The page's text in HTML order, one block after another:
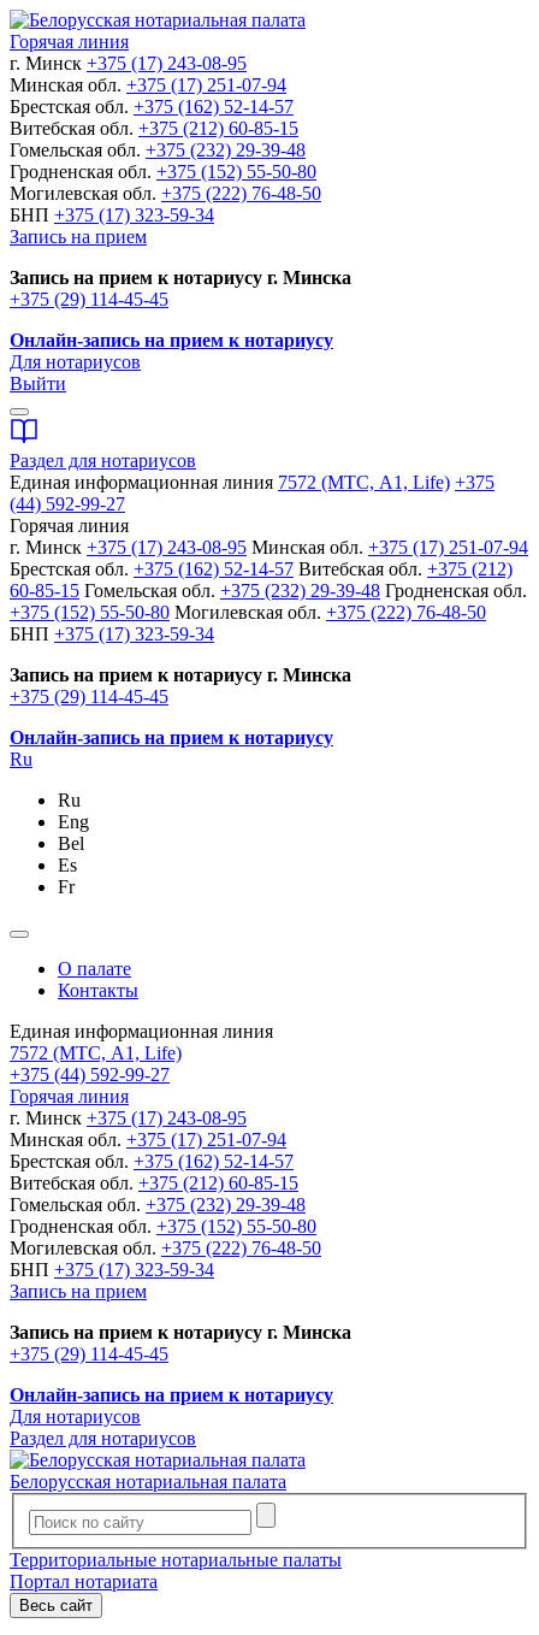
Горячая линия
г. Минск +375 (17) 243-08-95
Минская обл. +375 (17) 251-07-94
Брестская обл. +375 (162) 52-14-57
Витебская обл. +375 (212) 60-85-15
Гомельская обл. +375 (232) 29-39-48
Гродненская обл. +375 (152) 55-50-80
Могилевская обл. +375 (222) 76-48-50
БНП +375 (17) 323-59-34
Запись на прием
Запись на прием к нотариусу г. Минска
+375 (29) 114-45-45
Онлайн-запись на прием к нотариусу
Для нотариусов
Выйти
Раздел для нотариусов
Единая информационная линия 7572 (МТС, A1, Life) +375
(44) 592-99-27
Горячая линия
г. Минск +375 (17) 243-08-95 Минская обл. +375 (17) 251-07-94
Брестская обл. +375 (162) 52-14-57 Витебская обл. +375 (212)
60-85-15 Гомельская обл. +375 (232) 29-39-48 Гродненская обл.
+375 (152) 55-50-80 Могилевская обл. +375 (222) 76-48-50
БНП +375 (17) 323-59-34
Запись на прием к нотариусу г. Минска
+375 (29) 114-45-45
Онлайн-запись на прием к нотариусу
Ru
Ru
Eng
Bel
Es
Fr
О палате
Контакты
Единая информационная линия
7572 (МТС, A1, Life)
+375 (44) 592-99-27
Горячая линия
г. Минск +375 (17) 243-08-95
Минская обл. +375 (17) 251-07-94
Брестская обл. +375 (162) 52-14-57
Витебская обл. +375 (212) 60-85-15
Гомельская обл. +375 (232) 29-39-48
Гродненская обл. +375 (152) 55-50-80
Могилевская обл. +375 (222) 76-48-50
БНП +375 (17) 323-59-34
Запись на прием
Запись на прием к нотариусу г. Минска
+375 (29) 114-45-45
Онлайн-запись на прием к нотариусу
Для нотариусов
Раздел для нотариусов
Белорусская нотариальная палата
Территориальные нотариальные палаты
Портал нотариата
Весь сайт